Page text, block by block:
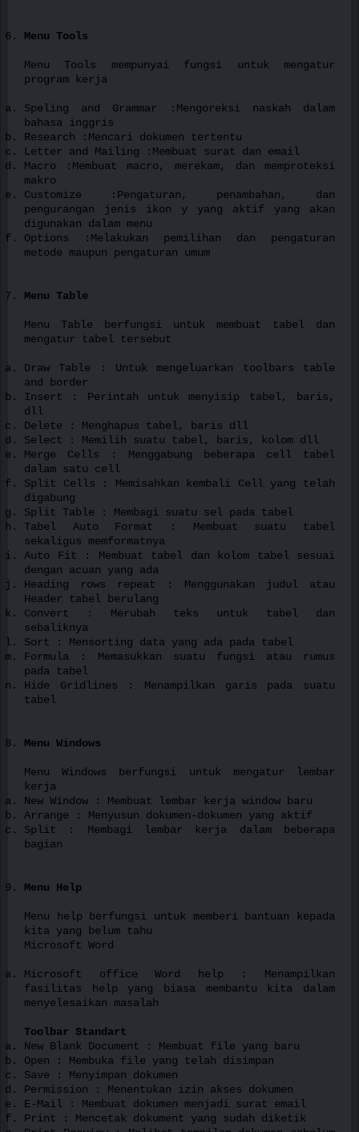
Menu Tools
Menu Tools mempunyai fungsi untuk mengatur
program kerja
Speling and Grammar :Mengoreksi naskah dalam
bahasa inggris
Research :Mencari dokumen tertentu
Letter and Mailing :Membuat surat dan email
Macro :Membuat macro, merekam, dan memproteksi
makro
Customize :Pengaturan, penambahan, dan
pengurangan jenis ikon y yang aktif yang akan
digunakan dalam menu
Options :Melakukan pemilihan dan pengaturan
metode maupun pengaturan umum
Menu Table
Menu Table berfungsi untuk membuat tabel dan
mengatur tabel tersebut
Draw Table : Untuk mengeluarkan toolbars table
and border
Insert : Perintah untuk menyisip tabel, baris,
dll
Delete : Menghapus tabel, baris dll
Select : Memilih suatu tabel, baris, kolom dll
Merge Cells : Menggabung beberapa cell tabel
dalam satu cell
Split Cells : Memisahkan kembali Cell yang telah
digabung
Split Table : Membagi suatu sel pada tabel
Tabel Auto Format : Membuat suatu tabel
sekaligus memformatnya
Auto Fit : Membuat tabel dan kolom tabel sesuai
dengan acuan yang ada
Heading rows repeat : Menggunakan judul atau
Header tabel berulang
Convert : Merubah teks untuk tabel dan
sebaliknya
Sort : Mensorting data yang ada pada tabel
Formula : Memasukkan suatu fungsi atau rumus
pada tabel
Hide Gridlines : Menampilkan garis pada suatu
tabel
Menu Windows
Menu Windows berfungsi untuk mengatur lembar
kerja
New Window : Membuat lembar kerja window baru
Arrange : Menyusun dokumen-dokumen yang aktif
Split : Membagi lembar kerja dalam beberapa
bagian
Menu Help
Menu help berfungsi untuk memberi bantuan kepada
kita yang belum tahu
Microsoft Word
Microsoft office Word help : Menampilkan
fasilitas help yang biasa membantu kita dalam
menyelesaikan masalah
Toolbar Standart
New Blank Document : Membuat file yang baru
Open : Membuka file yang telah disimpan
Save : Menyimpan dokumen
Permission : Menentukan izin akses dokumen
E-Mail : Membuat dokumen menjadi surat email
Print : Mencetak dokument yang sudah diketik